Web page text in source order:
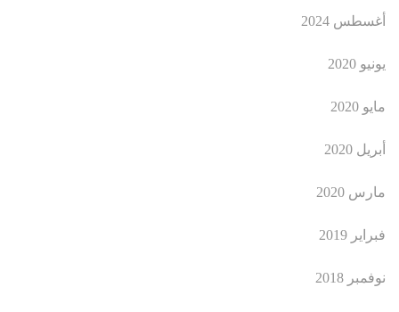
أغسطس 2024
يونيو 2020
مايو 2020
أبريل 2020
مارس 2020
فبراير 2019
نوفمبر 2018